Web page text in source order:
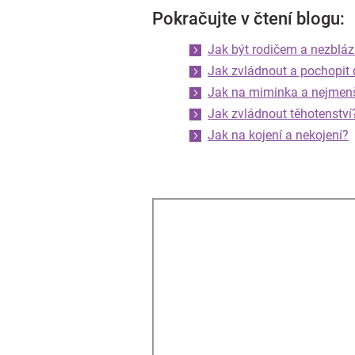
Pokračujte v čtení blogu:
Jak být rodičem a
Jak zvládnout a pochopit
Jak na miminka a
Jak zvládnout
Jak na kojení a nekojení?